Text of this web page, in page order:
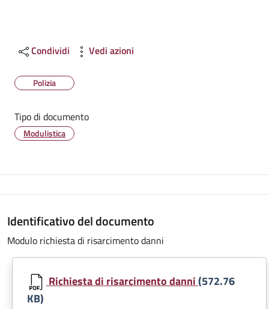
Condividi Vedi azioni
Polizia
Tipo di documento
Modulistica
Identificativo del documento
Modulo richiesta di risarcimento danni
Richiesta di risarcimento danni(572.76
KB)